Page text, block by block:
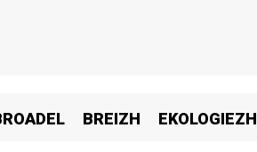
BREIZH EKOLOGIEZH